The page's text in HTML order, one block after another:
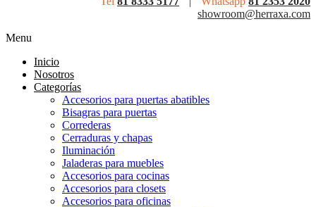
showroom@herraxa.com
Menu
Inicio
Nosotros
Categorías
Accesorios para puertas abatibles
Bisagras para puertas
Correderas
Cerraduras y chapas
Iluminación
Jaladeras para muebles
Accesorios para cocinas
Accesorios para closets
Accesorios para oficinas